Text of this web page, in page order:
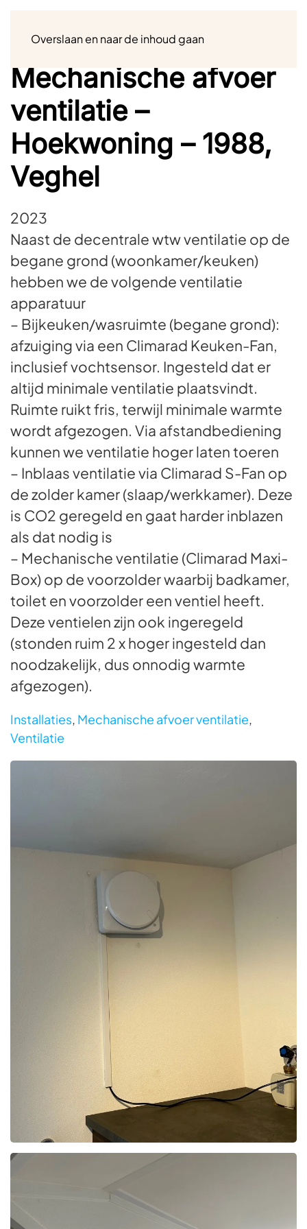
Overslaan en naar de inhoud gaan
Mechanische afvoer
ventilatie –
Hoekwoning – 1988,
Veghel
2023
Naast de decentrale wtw ventilatie op de
begane grond (woonkamer/keuken)
hebben we de volgende ventilatie
apparatuur
– Bijkeuken/wasruimte (begane grond):
afzuiging via een Climarad Keuken-Fan,
inclusief vochtsensor. Ingesteld dat er
altijd minimale ventilatie plaatsvindt.
Ruimte ruikt fris, terwijl minimale warmte
wordt afgezogen. Via afstandbediening
kunnen we ventilatie hoger laten toeren
– Inblaas ventilatie via Climarad S-Fan op
de zolder kamer (slaap/werkkamer). Deze
is CO2 geregeld en gaat harder inblazen
als dat nodig is
– Mechanische ventilatie (Climarad Maxi-
Box) op de voorzolder waarbij badkamer,
toilet en voorzolder een ventiel heeft.
Deze ventielen zijn ook ingeregeld
(stonden ruim 2 x hoger ingesteld dan
noodzakelijk, dus onnodig warmte
afgezogen).
Installaties, Mechanische afvoer ventilatie,
Ventilatie
Foto bekijken